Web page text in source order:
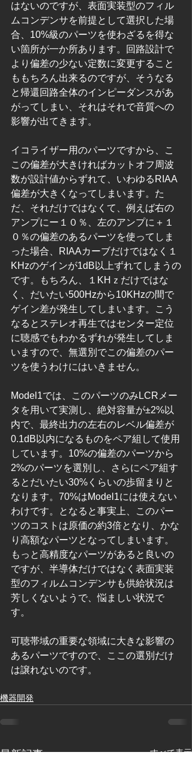
はないのですが、表面実装型のフィル
ムコンデンサを前提として選択した場
合、10%級のパーツを使わざるを得な
い箇所が一か所あります。回路設計で
より偏差の少ない定数に変更すること
ももちろん出来るのですが、そうなる
と帰還回路全体のインピーダンスがあ
がってしまい、それはそれで音質への
影響が出てきます。
イコライザー用のパーツですから、こ
この偏差が大きければカットオフ周波
数が設計値からずれて、いわゆるRIAA
偏差が大きくなってしまいます。た
だ、それだけではなくて、例えば右の
アンプにー１０％、左のアンプに＋１
０％の偏差のあるパーツを使ってしま
った場合、RIAAカーブだけではなく１
KHzのゲインが1dB以上ずれてしまうの
です。もちろん、１KHｚだけではな
く、だいたい500Hzから10KHzの間で
ゲイン差が発生してしまいます。こう
なるとステレオ再生ではセンター定位
に聴感でもわかるずれが発生してしま
いますので、無選別でこの偏差のパー
ツを使うわけにはいきません。
Model1では、このパーツのみLCRメー
タを用いて実測し、絶対容量が±2%以
内で、最終出力の左右のレベル偏差が
0.1dB以内になるものをペア組して使用
しています。10%の偏差のパーツから
2%のパーツを選別し、さらにペア組す
るとだいたい30%くらいの歩留まりと
なります。70%はModel1には使えない
わけです。となると事実上、このパー
ツのコストは原価の約3倍となり、かな
り高額なパーツとなってしまいます。
もっと高精度なパーツがあると良いの
ですが、半導体だけではなく表面実装
型のフィルムコンデンサも供給状況は
芳しくないようで、悩ましい状況で
す。
可聴帯域の重要な領域に大きな影響の
あるパーツですので、ここの選別だけ
は譲れないのです。
機器開発
最新記事 すべて表示